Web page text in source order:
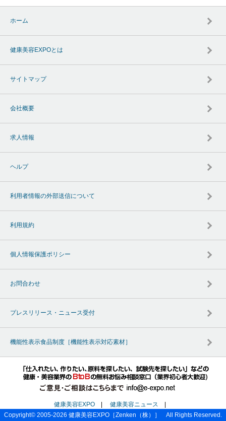
ホーム
健康美容EXPOとは
サイトマップ
会社概要
求人情報
ヘルプ
利用者情報の外部送信について
利用規約
個人情報保護ポリシー
お問合わせ
プレスリリース・ニュース受付
機能性表示食品制度［機能性表示対応素材］
健康美容EXPO 健康美容ニュース
Copyright© 2005-2026 健康美容EXPO ［Zenken（株）］ All Rights Reserved.